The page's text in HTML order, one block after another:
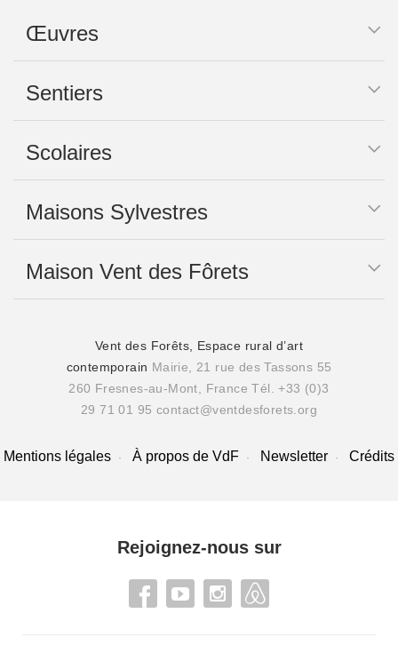
Œuvres
Sentiers
Scolaires
Maisons Sylvestres
Maison Vent des Fôrets
Vent des Forêts, Espace rural d’art
contemporain Mairie, 21 rue des Tassons 55
260 Fresnes-au-Mont, France Tél. +33 (0)3
29 71 01 95 contact@ventdesforets.org
Mentions légales À propos de VdF Newsletter Crédits
Rejoignez-nous sur